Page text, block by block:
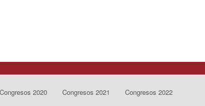
Congresos 2020 Congresos 2021 Congresos 2022